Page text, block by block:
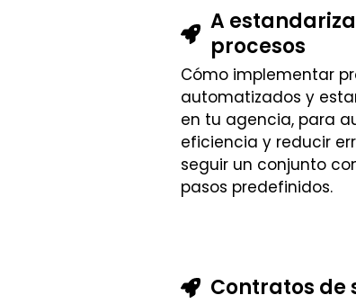
A
procesos
Cómo implementar
automatizados y
en tu agencia, para
eficiencia y reducir
seguir un conjunto
pasos predefinidos.
Contratos de